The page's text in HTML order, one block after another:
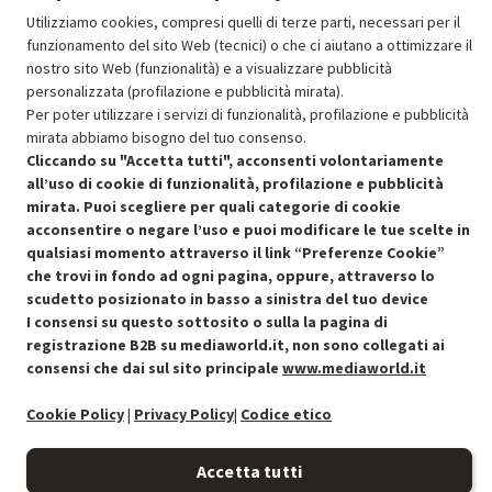
SCONTO RICONDIZIONATI
Approfitta dello sconto del 30% sul prodotto ricondizionato.
Condizioni generali di vendita
Cookie Policy
Preferenze cookie
Accessibilità
Recedere dal contratto qui
Utilizziamo cookies, compresi quelli di terze parti, necessari per il
funzionamento del sito Web (tecnici) o che ci aiutano a ottimizzare il
nostro sito Web (funzionalità) e a visualizzare pubblicità
personalizzata (profilazione e pubblicità mirata).
Per poter utilizzare i servizi di funzionalità, profilazione e pubblicità
mirata abbiamo bisogno del tuo consenso.
Cliccando su "Accetta tutti", acconsenti volontariamente
all’uso di cookie di funzionalità, profilazione e pubblicità
mirata. Puoi scegliere per quali categorie di cookie
acconsentire o negare l’uso e puoi modificare le tue scelte in
qualsiasi momento attraverso il link “Preferenze Cookie”
che trovi in fondo ad ogni pagina, oppure, attraverso lo
scudetto posizionato in basso a sinistra del tuo device
I consensi su questo sottosito o sulla la pagina di
registrazione B2B su mediaworld.it, non sono collegati ai
consensi che dai sul sito principale www.mediaworld.it
Cookie Policy| Privacy Policy| Codice etico
Accetta tutti